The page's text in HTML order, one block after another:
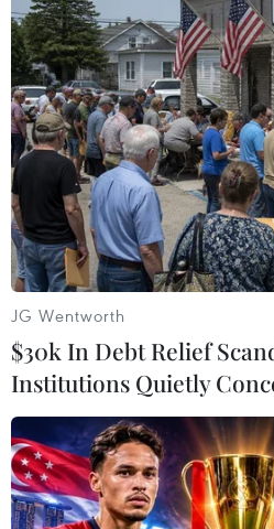
Hãy cùng chia sẻ với
Loan trong cảm xúc bồi hồi
về quê hương, gia đình và
lưu giữ những kỷ niệm đẹp
JG Wentworth
$30k In Debt Relief
Institutions Quietly